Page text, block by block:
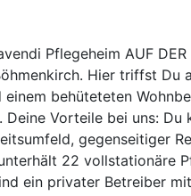
Pflegeheim AUF
Hier triffst
behüteteten
Deine Vorteile bei uns:
gegenseitiger
22 vollstationäre
ein privater Betreiber